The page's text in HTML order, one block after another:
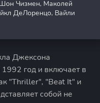
Чизмен, Маколей
ДеЛоренцо, Вайли
Джексона
год и включает в
"Thriller", "Beat It" и
собой не